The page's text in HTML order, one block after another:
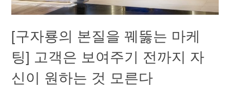
[구자룡의 본질을 꿰뚫는 마케
팅] 고객은 보여주기 전까지 자
신이 원하는 것 모른다